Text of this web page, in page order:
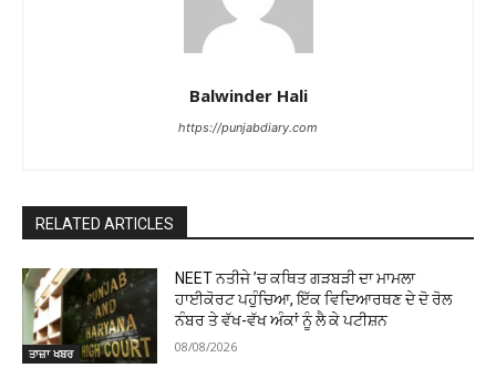
Balwinder Hali
https://punjabdiary.com
RELATED ARTICLES
ਤਾਜ਼ਾ ਖਬਰ
NEET ਨਤੀਜੇ ’ਚ ਕਥਿਤ ਗੜਬੜੀ ਦਾ ਮਾਮਲਾ
ਹਾਈਕੋਰਟ ਪਹੁੰਚਿਆ, ਇੱਕ ਵਿਦਿਆਰਥਣ ਦੇ ਦੋ ਰੋਲ
ਨੰਬਰ ਤੇ ਵੱਖ-ਵੱਖ ਅੰਕਾਂ ਨੂੰ ਲੈ ਕੇ ਪਟੀਸ਼ਨ
08/08/2026